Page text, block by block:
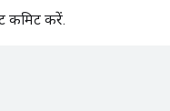
कमिट करें.